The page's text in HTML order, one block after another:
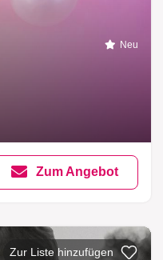
Neu
Zum Angebot
Zur Liste